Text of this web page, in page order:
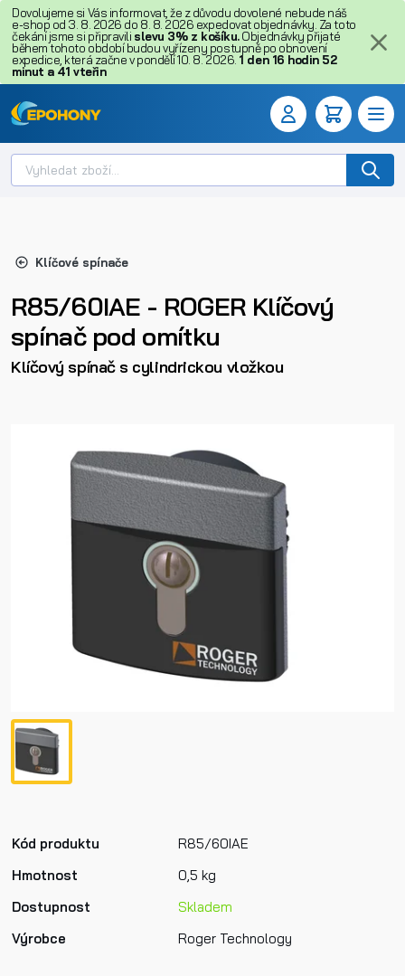
Dovolujeme si Vás informovat, že z důvodu dovolené nebude náš
e-shop od 3. 8. 2026 do 8. 8. 2026 expedovat objednávky. Za toto
čekání jsme si připravili slevu 3% z košíku.Objednávky přijaté
během tohoto období budou vyřízeny postupně po obnovení
expedice, která začne v pondělí 10. 8. 2026. 1 den 16 hodin 52
minut a 40 vteřin
Klíčové spínače
R85/60IAE - ROGER Klíčový
spínač pod omítku
Klíčový spínač s cylindrickou vložkou
Kód produktu
R85/60IAE
Hmotnost
0,5 kg
Dostupnost
Skladem
Výrobce
Roger Technology